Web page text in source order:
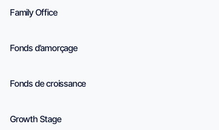
Family Office
Fonds d’amorçage
Fonds de croissance
Growth Stage